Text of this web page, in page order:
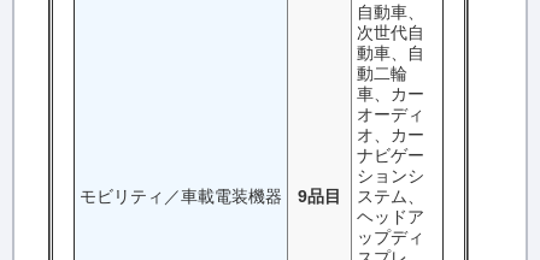
モビリティ／車載電装機器 9品目
自動車、
次世代自
動車、自
動二輪
車、カー
オーディ
オ、カー
ナビゲー
ションシ
ステム、
ヘッドア
ップディ